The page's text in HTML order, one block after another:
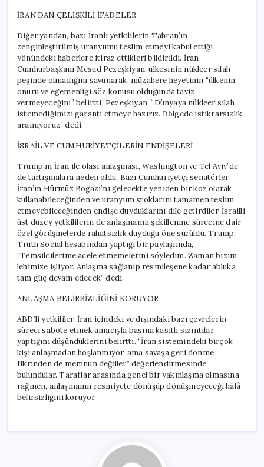
İRAN’DAN ÇELİŞKİLİ İFADELER
Diğer yandan, bazı İranlı yetkililerin Tahran’ın
zenginleştirilmiş uranyumu teslim etmeyi kabul ettiği
yönündeki haberlere itiraz ettikleri bildirildi. İran
Cumhurbaşkanı Mesud Pezeşkiyan, ülkesinin nükleer silah
peşinde olmadığını savunarak, müzakere heyetinin “ülkenin
onuru ve egemenliği söz konusu olduğunda taviz
vermeyeceğini” belirtti. Pezeşkiyan, “Dünyaya nükleer silah
istemediğimizi garanti etmeye hazırız. Bölgede istikrarsızlık
aramıyoruz” dedi.
İSRAİL VE CUMHURİYETÇİLERİN ENDİŞELERİ
Trump’ın İran ile olası anlaşması, Washington ve Tel Aviv’de
de tartışmalara neden oldu. Bazı Cumhuriyetçi senatörler,
İran’ın Hürmüz Boğazı’nı gelecekte yeniden bir koz olarak
kullanabileceğinden ve uranyum stoklarını tamamen teslim
etmeyebileceğinden endişe duyduklarını dile getirdiler. İsrailli
üst düzey yetkililerin de anlaşmanın şekillenme sürecine dair
özel görüşmelerde rahatsızlık duyduğu öne sürüldü. Trump,
Truth Social hesabından yaptığı bir paylaşımda,
“Temsilcilerime acele etmemelerini söyledim. Zaman bizim
lehimize işliyor. Anlaşma sağlanıp resmileşene kadar abluka
tam güç devam edecek” dedi.
ANLAŞMA BELİRSİZLİĞİNİ KORUYOR
ABD’li yetkililer, İran içindeki ve dışındaki bazı çevrelerin
süreci sabote etmek amacıyla basına kasıtlı sızıntılar
yaptığını düşündüklerini belirtti. “İran sistemindeki birçok
kişi anlaşmadan hoşlanmıyor, ama savaşa geri dönme
fikrinden de memnun değiller” değerlendirmesinde
bulundular. Taraflar arasında genel bir yakınlaşma olmasına
rağmen, anlaşmanın resmiyete dönüşüp dönüşmeyeceği hâlâ
belirsizliğini koruyor.